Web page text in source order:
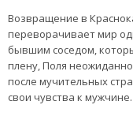
Возвращение в
переворачивает мир
бывшим соседом,
плену, Поля
после мучительных
свои чувства к мужчине.